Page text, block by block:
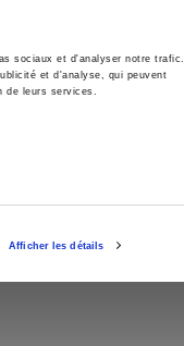
sociaux et d'analyser notre trafic.
et d'analyse, qui peuvent
de leurs services.
Afficher les détails